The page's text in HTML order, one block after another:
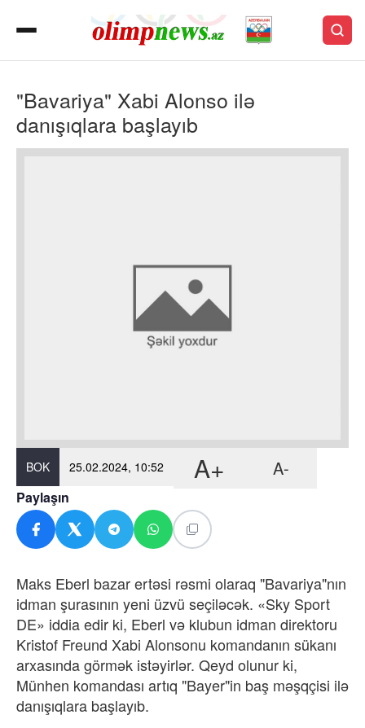
"Bavariya" Xabi Alonso ilə
danışıqlara başlayıb
BOK 25.02.2024, 10:52 A+ A-
Paylaşın
Maks Eberl bazar ertəsi rəsmi olaraq "Bavariya"nın
idman şurasının yeni üzvü seçiləcək. «Sky Sport
DE» iddia edir ki, Eberl və klubun idman direktoru
Kristof Freund Xabi Alonsonu komandanın sükanı
arxasında görmək istəyirlər. Qeyd olunur ki,
Münhen komandası artıq "Bayer"in baş məşqçisi ilə
danışıqlara başlayıb.